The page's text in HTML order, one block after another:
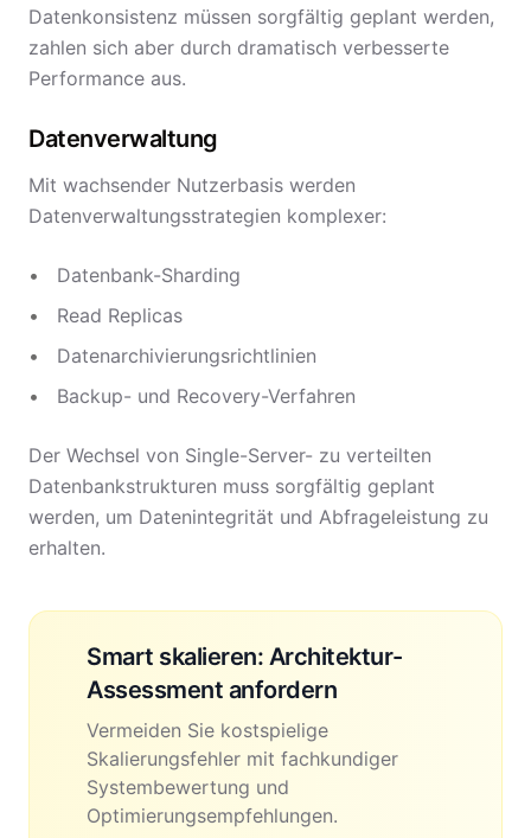
Datenkonsistenz müssen sorgfältig geplant werden,
zahlen sich aber durch dramatisch verbesserte
Performance aus.
Datenverwaltung
Mit wachsender Nutzerbasis werden
Datenverwaltungsstrategien komplexer:
Datenbank-Sharding
Read Replicas
Datenarchivierungsrichtlinien
Backup- und Recovery-Verfahren
Der Wechsel von Single-Server- zu verteilten
Datenbankstrukturen muss sorgfältig geplant
werden, um Datenintegrität und Abfrageleistung zu
erhalten.
Smart skalieren: Architektur-
Assessment anfordern
Vermeiden Sie kostspielige
Skalierungsfehler mit fachkundiger
Systembewertung und
Optimierungsempfehlungen.